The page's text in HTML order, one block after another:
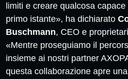
limiti e creare qualcosa
primo istante», ha dichiarato
Buschmann, CEO e
«Mentre proseguiamo il
insieme ai nostri partner
questa collaborazione apre